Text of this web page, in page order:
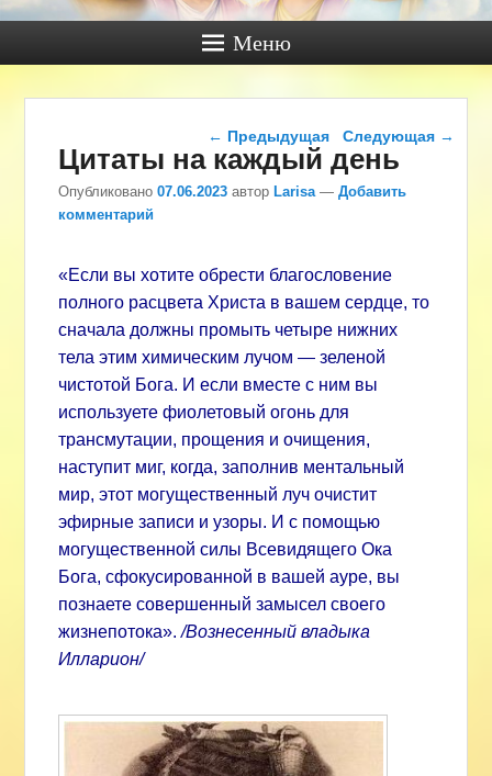
Меню
Навигация по записям
← Предыдущая Следующая →
Цитаты на каждый день
Опубликовано07.06.2023 авторLarisa —Добавить
комментарий
«Если вы хотите обрести благословение
полного расцвета Христа в вашем сердце, то
сначала должны промыть четыре нижних
тела этим химическим лучом — зеленой
чистотой Бога. И если вместе с ним вы
используете фиолетовый огонь для
трансмутации, прощения и очищения,
наступит миг, когда, заполнив ментальный
мир, этот могущественный луч очистит
эфирные записи и узоры. И с помощью
могущественной силы Всевидящего Ока
Бога, сфокусированной в вашей ауре, вы
познаете совершенный замысел своего
жизнепотока»./Вознесенный владыка
Илларион/